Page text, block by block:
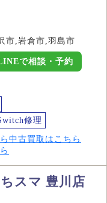
市,岩倉市,羽島市
で相談・予約
修理
中古買取はこちら
スマ 豊川店